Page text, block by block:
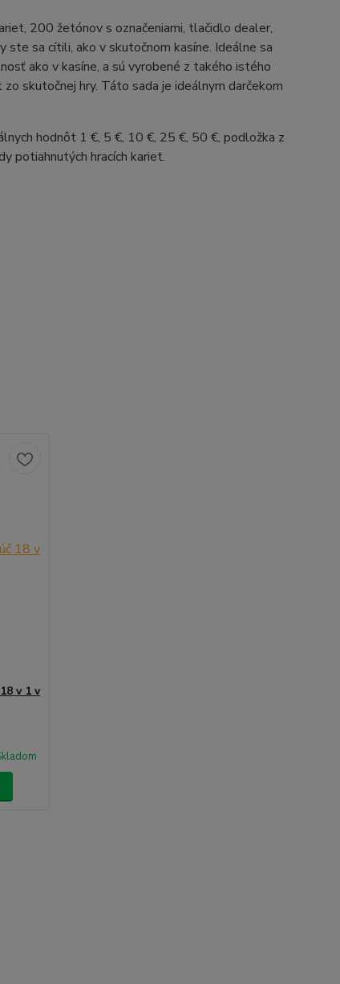
200 žetónov s označeniami, tlačidlo dealer,
sa cítili, ako v skutočnom kasíne. Ideálne sa
ako v kasíne, a sú vyrobené z takého istého
skutočnej hry. Táto sada je ideálnym darčekom
hodnôt 1 €, 5 €, 10 €, 25 €, 50 €, podložka z
potiahnutých hracích kariet.
v 1 v